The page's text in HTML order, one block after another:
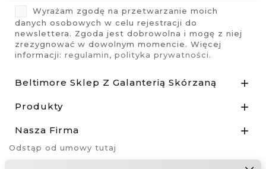
Wyrażam zgodę na przetwarzanie moich
danych osobowych w celu rejestracji do
newslettera. Zgoda jest dobrowolna i mogę z niej
zrezygnować w dowolnym momencie. Więcej
informacji: regulamin, polityka prywatności.
Beltimore Sklep Z Galanterią Skórzaną 
Produkty 
Nasza Firma 
Odstąp od umowy tutaj